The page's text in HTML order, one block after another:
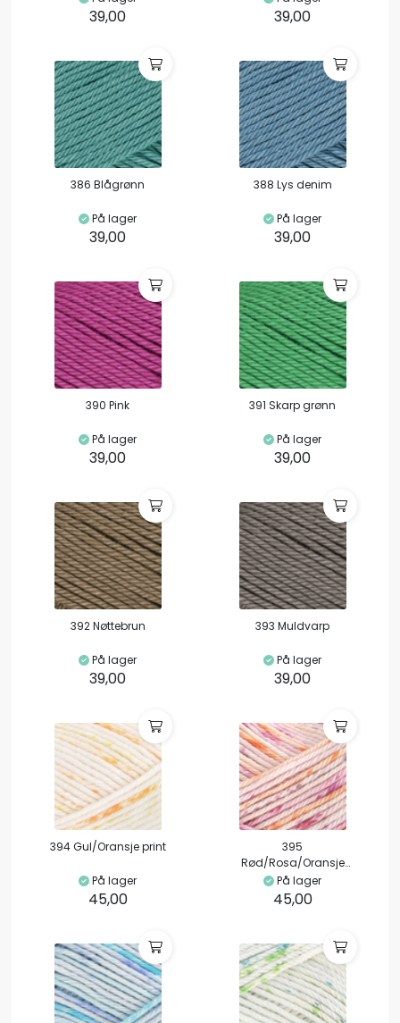
39,00 39,00
386 Blågrønn
På lager
39,00
388 Lys denim
På lager
39,00
390 Pink
På lager
39,00
391 Skarp grønn
På lager
39,00
392 Nøttebrun
På lager
39,00
393 Muldvarp
På lager
39,00
394 Gul/Oransje print
På lager
45,00
395
Rød/Rosa/Oransje
print
På lager
45,00